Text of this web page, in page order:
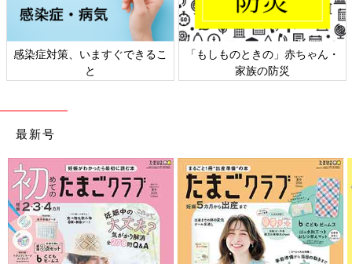
感染症対策、いますぐできるこ
と
「もしものときの」赤ちゃん・
家族の防災
最新号